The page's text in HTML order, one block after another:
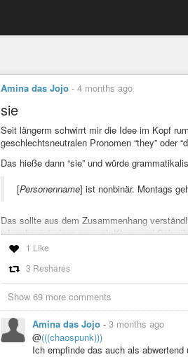
Amina das Jojo - 4 months ago
sie
Seit längerm schwirrt mir die Idee im Kopf
geschlechtsneutralen Pronomen “they” oder
Das hieße dann “sie” und würde
[Personenname] ist nonbinär. Montags
Das sollte aus dem Zusammenhang
ich sehe, ist, dass es nach Klang und
niemand darüber aufregt, sollte es hier
Der große Vorteil aus meiner Sicht ist, dass
Ich stelle diese Idee, die womöglich schon
#pronomen
#geschlecht #geschlechtsneutral
#queer
#lgbti #lgbtiq #sprache #deutsch
1 Like
3 Reshares
Show 69 more comments
Amina das Jojo - 3 months ago
@(((chaospunk)))
Ich empfinde das auch als